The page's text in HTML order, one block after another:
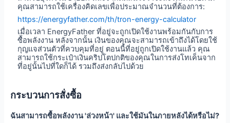
คุณสามารถใช้เครื่องคิดเลขเพื่อประมาณจำนวนที่ต้องการ:
https://energyfather.com/th/tron-energy-calculator
เมื่อเวลา EnergyFather ที่อยู่จะถูกเปิดใช้งานพร้อมกันกับการ
ซื้อพลังงาน หลังจากนั้น เงินของคุณจะสามารถเข้าถึงได้โดยใช้
กุญแจส่วนตัวที่ควบคุมที่อยู่ ตอนนี้ที่อยู่ถูกเปิดใช้งานแล้ว คุณ
สามารถใช้กระเป๋าเงินคริปโตปกติของคุณในการส่งโทเค็นจาก
ที่อยู่นั้นไปที่ใดก็ได้ รวมถึงส่งกลับไปด้วย
กระบวนการสั่งซื้อ
ฉันสามารถซื้อพลังงาน 'ล่วงหน้า' และใช้มันในภายหลังได้หรือไม่?